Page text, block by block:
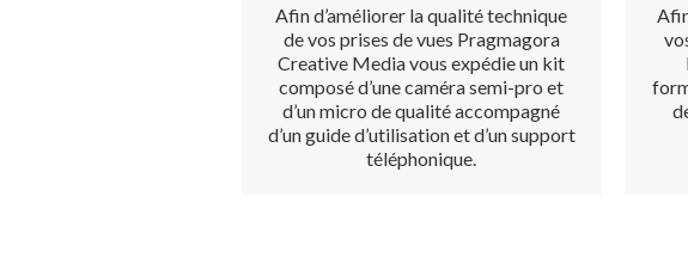
Afin d’améliorer la qualité technique
de vos prises de vues Pragmagora
Creative Media vous expédie un kit
composé d’une caméra semi-pro et
d’un micro de qualité accompagné
d’un guide d’utilisation et d’un support
téléphonique.